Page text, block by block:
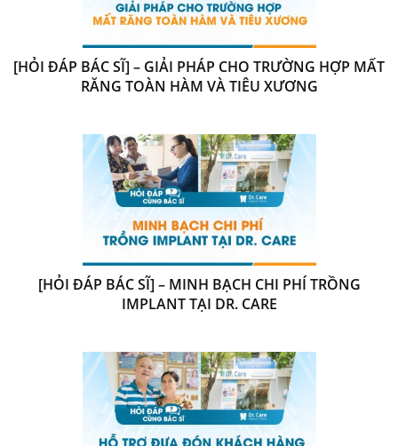
[HỎI ĐÁP BÁC SĨ] – GIẢI PHÁP CHO TRƯỜNG HỢP MẤT
RĂNG TOÀN HÀM VÀ TIÊU XƯƠNG
[HỎI ĐÁP BÁC SĨ] – MINH BẠCH CHI PHÍ TRỒNG
IMPLANT TẠI DR. CARE